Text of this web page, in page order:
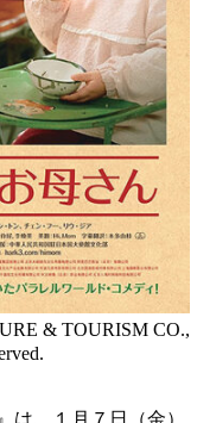
& TOURISM CO.,